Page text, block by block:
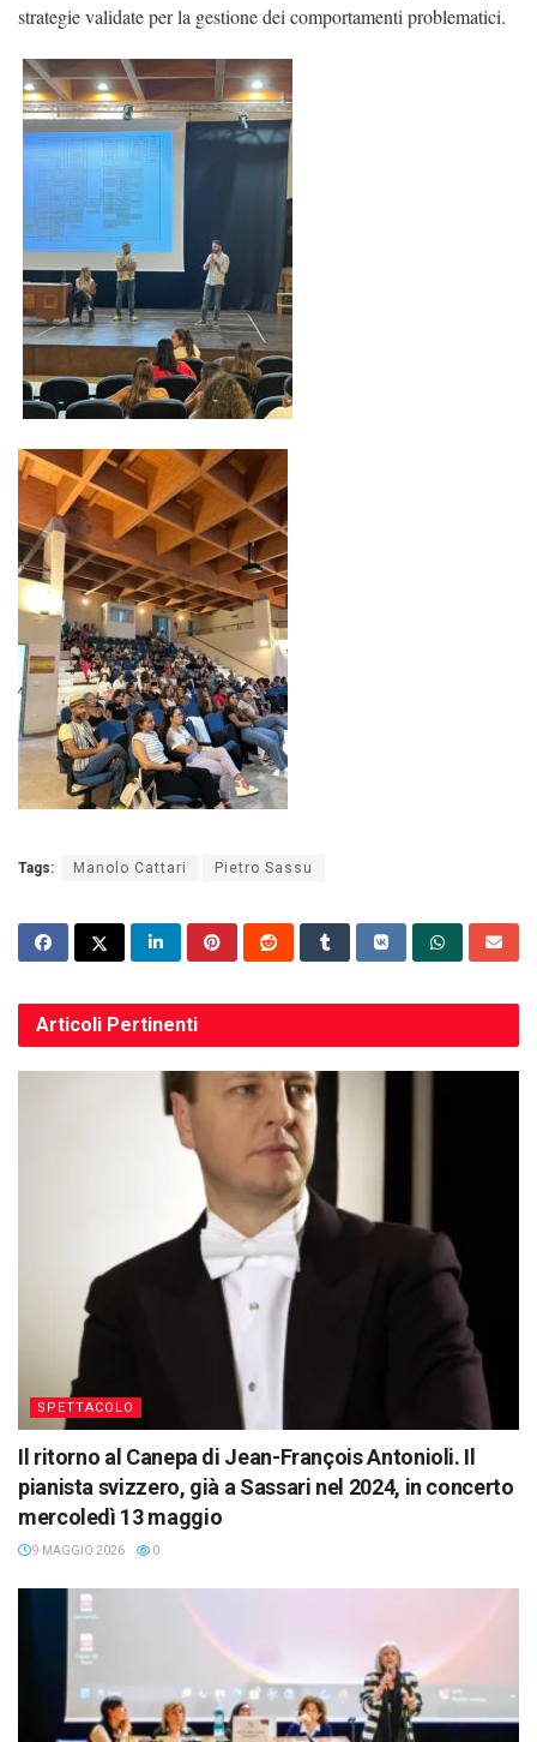
strategie validate per la gestione dei comportamenti problematici.
Tags: Manolo Cattari Pietro Sassu
Articoli Pertinenti
SPETTACOLO
Il ritorno al Canepa di Jean-François Antonioli. Il
pianista svizzero, già a Sassari nel 2024, in concerto
mercoledì 13 maggio
9 MAGGIO 2026 0